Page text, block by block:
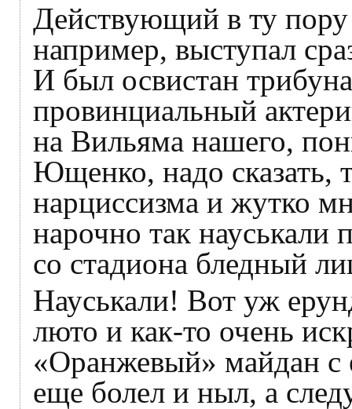
Действующий в ту
например, выступал
И был освистан
провинциальный
на Вильяма нашего,
Ющенко, надо сказать,
нарциссизма и жутко
нарочно так науськали
со стадиона бледный
Науськали! Вот уж
люто и как-то очень
«Оранжевый» майдан с
еще болел и ныл, а